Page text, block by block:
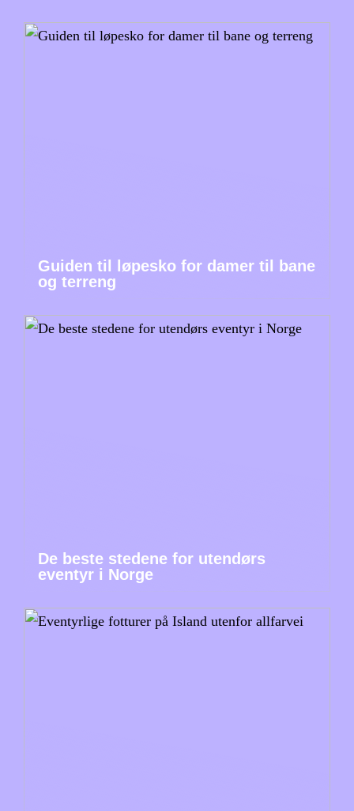
Guiden til løpesko for damer til bane
og terreng
De beste stedene for utendørs
eventyr i Norge